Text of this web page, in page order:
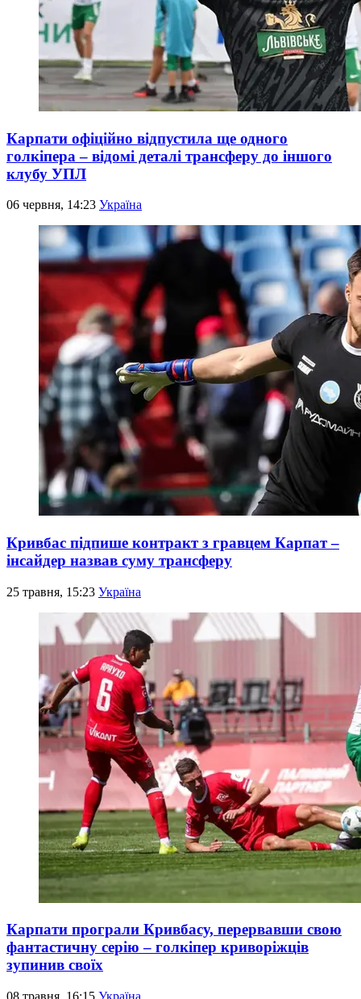
Карпати офіційно відпустила ще одного
голкіпера – відомі деталі трансферу до іншого
клубу УПЛ
06 червня, 14:23 Україна
Кривбас підпише контракт з гравцем Карпат –
інсайдер назвав суму трансферу
25 травня, 15:23 Україна
Карпати програли Кривбасу, перервавши свою
фантастичну серію – голкіпер криворіжців
зупинив своїх
08 травня, 16:15 Україна